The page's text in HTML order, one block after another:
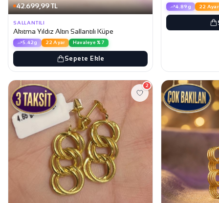
42.699,99 TL
SALLANTILI
Akıtma Yıldız Altın Sallantılı Küpe
5.42g 22 Ayar Havaleye %7
Sepete Ekle
4.89g 22 Ayar
2